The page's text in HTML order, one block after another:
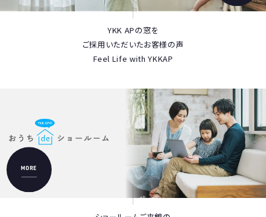
YKK APの窓を
ご採用いただいたお客様の声
Feel Life with YKKAP
MORE